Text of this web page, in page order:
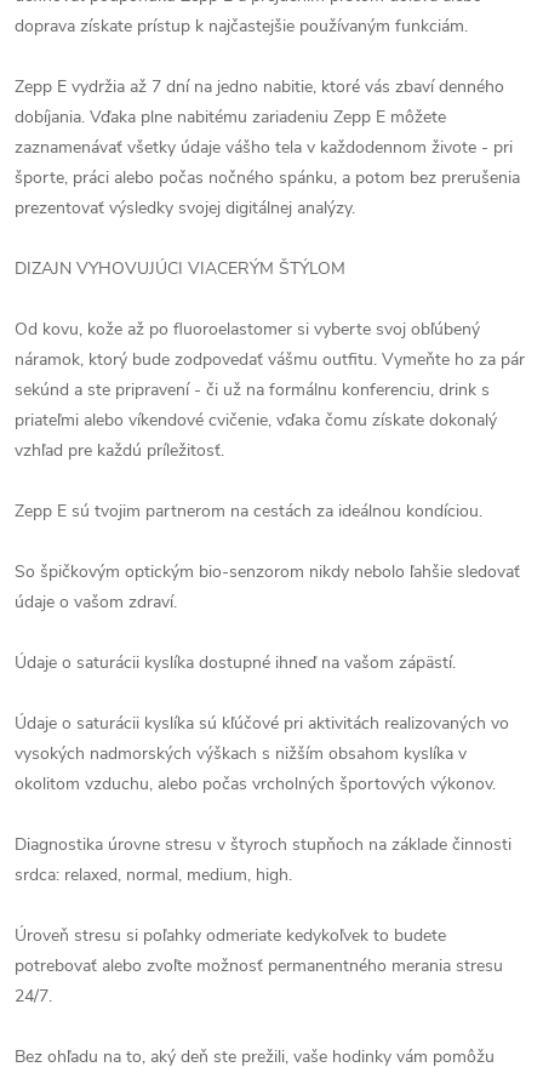
doprava získate prístup k najčastejšie používaným funkciám.
Zepp E vydržia až 7 dní na jedno nabitie, ktoré vás zbaví denného
dobíjania. Vďaka plne nabitému zariadeniu Zepp E môžete
zaznamenávať všetky údaje vášho tela v každodennom živote - pri
športe, práci alebo počas nočného spánku, a potom bez prerušenia
prezentovať výsledky svojej digitálnej analýzy.
DIZAJN VYHOVUJÚCI VIACERÝM ŠTÝLOM
Od kovu, kože až po fluoroelastomer si vyberte svoj obľúbený
náramok, ktorý bude zodpovedať vášmu outfitu. Vymeňte ho za pár
sekúnd a ste pripravení - či už na formálnu konferenciu, drink s
priateľmi alebo víkendové cvičenie, vďaka čomu získate dokonalý
vzhľad pre každú príležitosť.
Zepp E sú tvojim partnerom na cestách za ideálnou kondíciou.
So špičkovým optickým bio-senzorom nikdy nebolo ľahšie sledovať
údaje o vašom zdraví.
Údaje o saturácii kyslíka dostupné ihneď na vašom zápästí.
Údaje o saturácii kyslíka sú kľúčové pri aktivitách realizovaných vo
vysokých nadmorských výškach s nižším obsahom kyslíka v
okolitom vzduchu, alebo počas vrcholných športových výkonov.
Diagnostika úrovne stresu v štyroch stupňoch na základe činnosti
srdca: relaxed, normal, medium, high.
Úroveň stresu si poľahky odmeriate kedykoľvek to budete
potrebovať alebo zvoľte možnosť permanentného merania stresu
24/7.
Bez ohľadu na to, aký deň ste prežili, vaše hodinky vám pomôžu